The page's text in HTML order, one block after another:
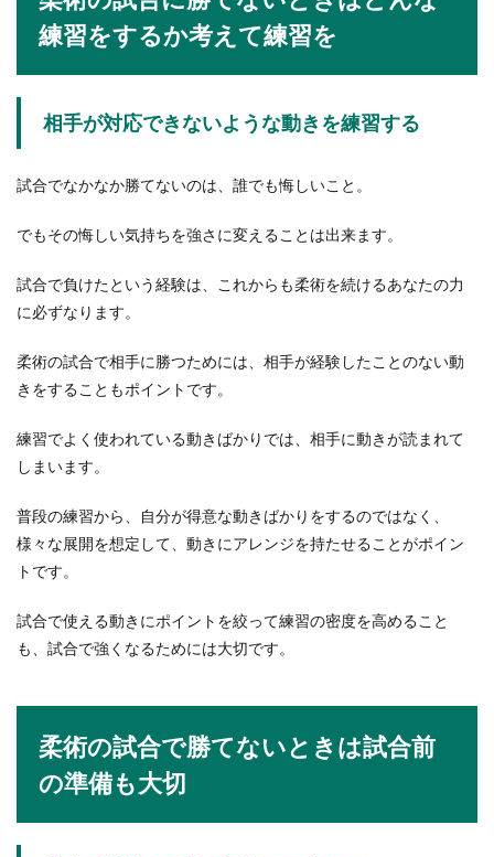
練習をするか考えて練習を
相手が対応できないような動きを練習する
試合でなかなか勝てないのは、誰でも悔しいこと。
でもその悔しい気持ちを強さに変えることは出来ます。
試合で負けたという経験は、これからも柔術を続けるあなたの力
に必ずなります。
柔術の試合で相手に勝つためには、相手が経験したことのない動
きをすることもポイントです。
練習でよく使われている動きばかりでは、相手に動きが読まれて
しまいます。
普段の練習から、自分が得意な動きばかりをするのではなく、
様々な展開を想定して、動きにアレンジを持たせることがポイン
トです。
試合で使える動きにポイントを絞って練習の密度を高めること
も、試合で強くなるためには大切です。
柔術の試合で勝てないときは試合前
の準備も大切